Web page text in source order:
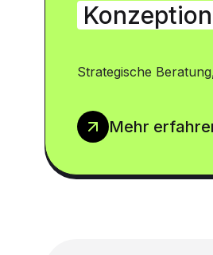
Konzeption
Strategische
Mehr